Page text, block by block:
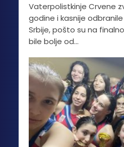
Vaterpolistkinje Crvene
godine i kasnije
Srbije, pošto su na
bile bolje od...